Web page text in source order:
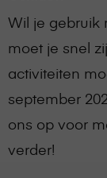
Wil je gebruik
moet je snel
activiteiten
september
ons op voor
verder!